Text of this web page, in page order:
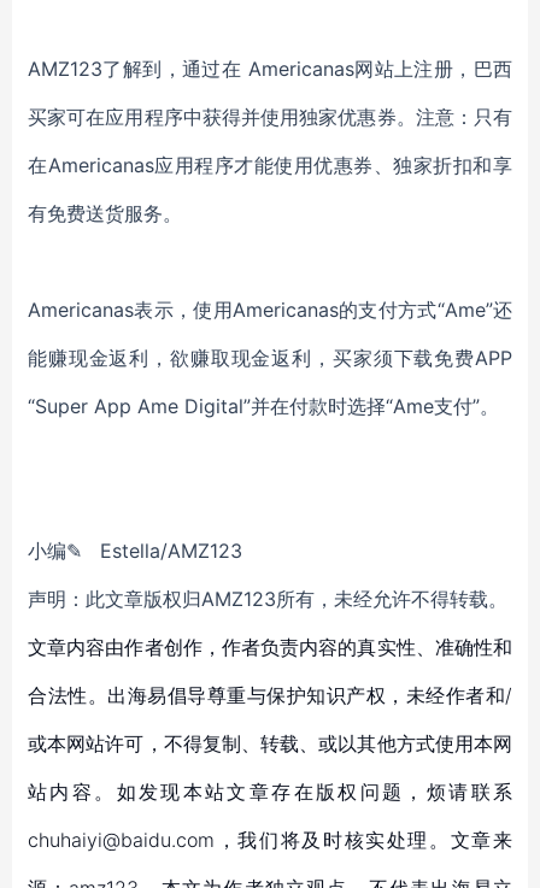
AMZ123了解到，通过在 Americanas网站上注册，巴西
买家可在应用程序中获得并使用独家优惠券。注意：只有
在Americanas应用程序才能使用优惠券、独家折扣和享
有免费送货服务。
Americanas表示，使用Americanas的支付方式“Ame”还
能赚现金返利，欲赚取现金返利，买家须下载免费APP
“Super App Ame Digital”并在付款时选择“Ame支付”。
小编✎ Estella/AMZ123
声明：此文章版权归AMZ123所有，未经允许不得转载。
文章内容由作者创作，作者负责内容的真实性、准确性和
合法性。出海易倡导尊重与保护知识产权，未经作者和/
或本网站许可，不得复制、转载、或以其他方式使用本网
站内容。如发现本站文章存在版权问题，烦请联系
chuhaiyi@baidu.com，我们将及时核实处理。文章来